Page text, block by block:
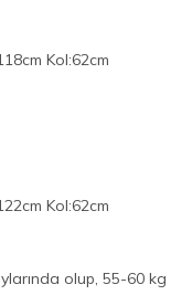
Kol:62cm
Kol:62cm
olup, 55-60 kg